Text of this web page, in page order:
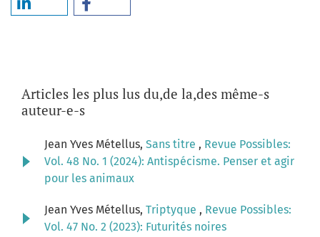
Articles les plus lus du,de la,des même-s
auteur-e-s
Jean Yves Métellus, Sans titre , Revue Possibles:
Vol. 48 No. 1 (2024): Antispécisme. Penser et agir
pour les animaux
Jean Yves Métellus, Triptyque , Revue Possibles:
Vol. 47 No. 2 (2023): Futurités noires